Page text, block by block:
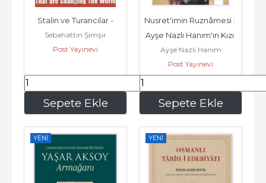
Sepete Ekle
Stalin ve Turancılar -
Sebahattin Şimşir
Post Yayınevi
245,00 Sepete Ekle
Nusret'imin Ruznâmesi :
Ayşe Nazlı Hanım'ın Kızı
Halide Nusret
Zorlutuna...
Ayşe Nazlı Hanım
Post Yayınevi
168,00
YENI YENI